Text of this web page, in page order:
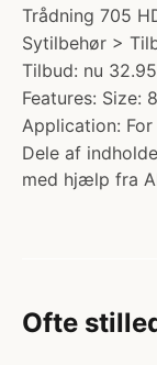
Trådning 705
Sytilbehør >
Tilbud: nu
Features: Size:
Application:
Dele af
med hjælp fra
Ofte